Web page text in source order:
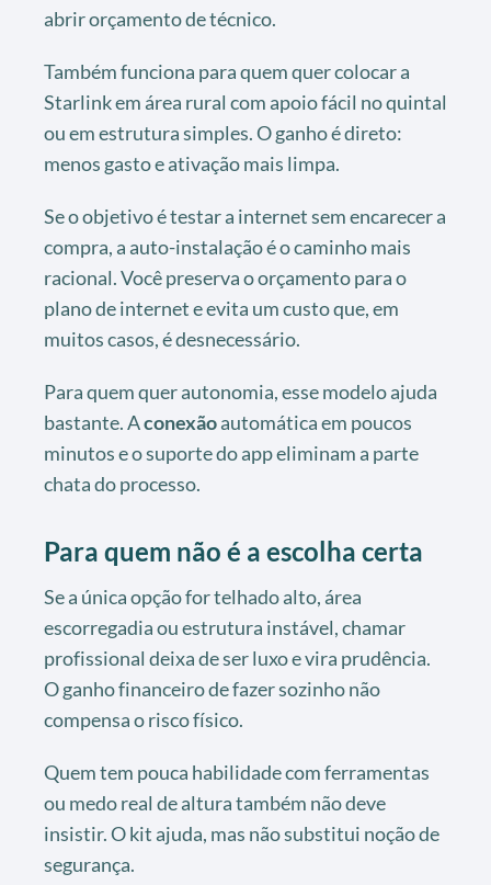
abrir orçamento de técnico.
Também funciona para quem quer colocar a
Starlink em área rural com apoio fácil no quintal
ou em estrutura simples. O ganho é direto:
menos gasto e ativação mais limpa.
Se o objetivo é testar a internet sem encarecer a
compra, a auto-instalação é o caminho mais
racional. Você preserva o orçamento para o
plano de internet e evita um custo que, em
muitos casos, é desnecessário.
Para quem quer autonomia, esse modelo ajuda
bastante. Aconexãoautomática em poucos
minutos e o suporte do app eliminam a parte
chata do processo.
Para quem não é a escolha certa
Se a única opção for telhado alto, área
escorregadia ou estrutura instável, chamar
profissional deixa de ser luxo e vira prudência.
O ganho financeiro de fazer sozinho não
compensa o risco físico.
Quem tem pouca habilidade com ferramentas
ou medo real de altura também não deve
insistir. O kit ajuda, mas não substitui noção de
segurança.